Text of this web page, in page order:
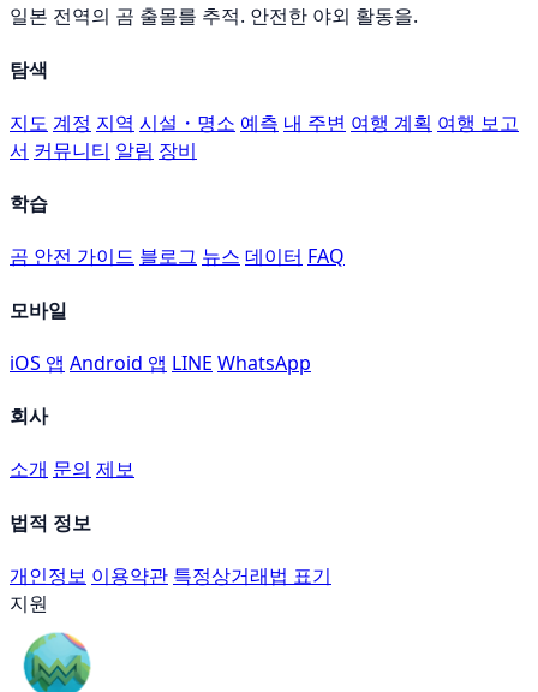
일본 전역의 곰 출몰를 추적. 안전한 야외 활동을.
탐색
지도 계정 지역 시설・명소 예측 내 주변 여행 계획 여행 보고
서 커뮤니티 알림 장비
학습
곰 안전 가이드 블로그 뉴스 데이터 FAQ
모바일
iOS 앱 Android 앱 LINE WhatsApp
회사
소개 문의 제보
법적 정보
개인정보 이용약관 특정상거래법 표기
지원